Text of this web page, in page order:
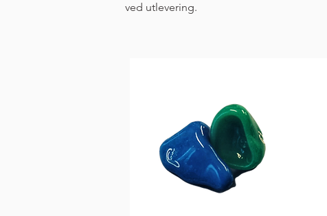
ved utlevering.